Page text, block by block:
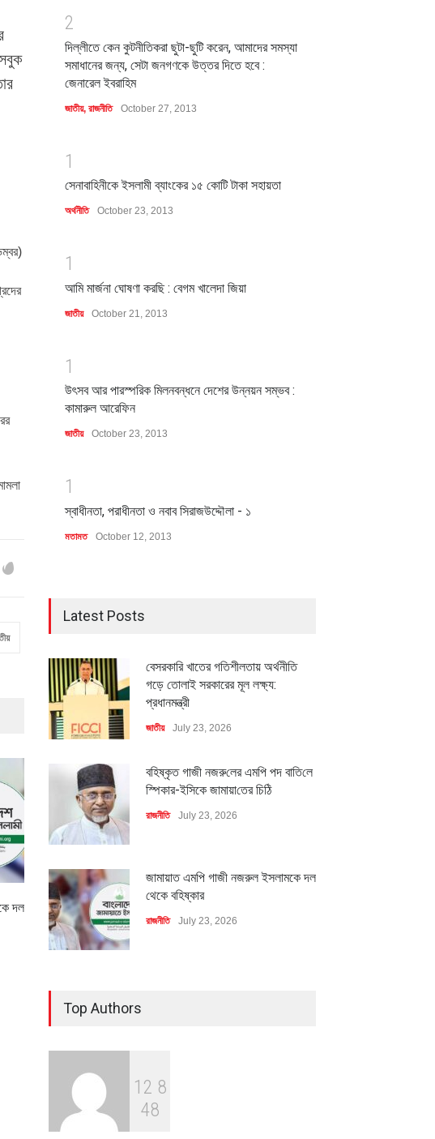
দল
৪০০ মিলিয়ন ডলারের বিদেশি বিনিয়োগ
বাস্তবায়নের পথে
অর্থনীতি July 23, 2026
2
দিল্লীতে কেন কুটনীতিকরা ছুটা-ছুটি করেন, আমাদের সমস্যা
সমাধানের জন্য, সেটা জনগণকে উত্তর দিতে হবে :
জেনারেল ইবরাহিম
জাতীয়, রাজনীতি October 27, 2013
1
সেনাবাহিনীকে ইসলামী ব্যাংকের ১৫ কোটি টাকা সহায়তা
অর্থনীতি October 23, 2013
1
আমি মার্জনা ঘোষণা করছি : বেগম খালেদা জিয়া
জাতীয় October 21, 2013
1
উৎসব আর পারস্পরিক মিলনবন্ধনে দেশের উন্নয়ন সম্ভব :
কামারুল আরেফিন
জাতীয় October 23, 2013
1
স্বাধীনতা, পরাধীনতা ও নবাব সিরাজউদ্দৌলা - ১
মতামত October 12, 2013
Latest Posts
বেসরকারি খাতের গতিশীলতায় অর্থনীতি
গড়ে তোলাই সরকারের মূল লক্ষ্য:
প্রধানমন্ত্রী
জাতীয় July 23, 2026
বহিষ্কৃত গাজী নজরু‌লের এম‌পি পদ বা‌তি‌লে
স্পিকার-ইসিকে জামায়া‌তের চি‌ঠি
রাজনীতি July 23, 2026
জামায়াত এমপি গাজী নজরুল ইসলামকে দল
থেকে বহিষ্কার
রাজনীতি July 23, 2026
বৈশ্বিক প্রতিযোগিতা সক্ষমতা বাড়াতে
পোশাক শিল্পে নতুন উদ্যোগ
Top Authors
1 2 8
48